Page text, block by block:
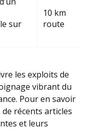
sur
10 km
route
les exploits de
vibrant du
Pour en savoir
récents articles
et leurs